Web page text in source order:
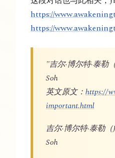
https://
https://
"吉尔·博尔特·泰
Soh
英文原文： https://
important.html
吉尔·博尔特·泰勒
Soh